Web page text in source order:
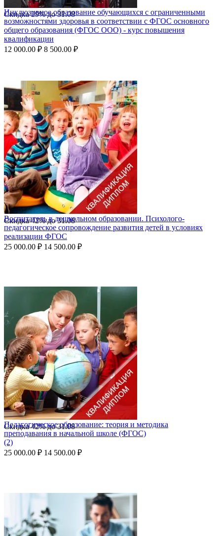
Скидка29%до31.08
Инклюзивное образование обучающихся с ограниченными
возможностями здоровья в соответствии с ФГОС основного
общего образования (ФГОС ООО) - курс повышения
квалификации
12 000.00 ₽ 8 500.00 ₽
Скидка42%до31.08
Воспитатель в дошкольном образовании. Психолого-
педагогическое сопровождение развития детей в условиях
реализации ФГОС
25 000.00 ₽ 14 500.00 ₽
Скидка42%до31.08
Педагогическое образование: теория и методика
преподавания в начальной школе (ФГОС)
(2)
25 000.00 ₽ 14 500.00 ₽